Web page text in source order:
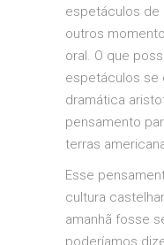
espetáculos de
outros
oral. O que
espetáculos se
dramática
pensamento
terras
Esse
cultura
amanhã fosse
poderíamos